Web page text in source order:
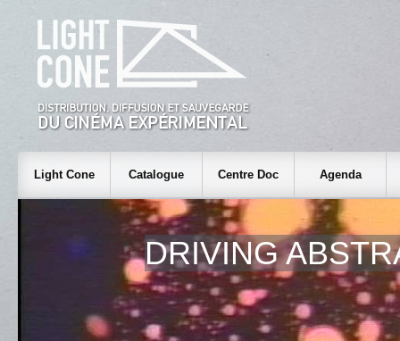
Light Cone Catalogue Centre Doc Agenda
DRIVING